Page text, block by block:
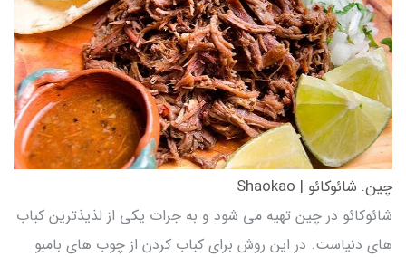
چین: شائوکائو | Shaokao
شائوکائو در چین تهیه می شود و به جرات یکی از لذیذترین کباب
های دنیاست. در این روش برای کباب کردن از چوب های بامبو